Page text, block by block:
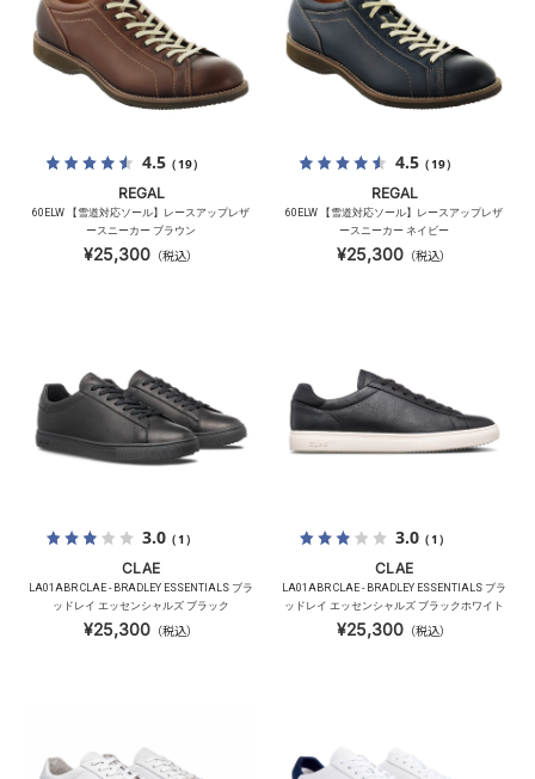
4.5（19）
REGAL
60ELW 【雪道対応ソール】レースアップレザ
ースニーカー ブラウン
¥25,300 （税込）
4.5（19）
REGAL
60ELW 【雪道対応ソール】レースアップレザ
ースニーカー ネイビー
¥25,300 （税込）
3.0（1）
CLAE
LA01ABR CLAE - BRADLEY ESSENTIALS ブラ
ッドレイ エッセンシャルズ ブラック
¥25,300 （税込）
3.0（1）
CLAE
LA01ABR CLAE - BRADLEY ESSENTIALS ブラ
ッドレイ エッセンシャルズ ブラックホワイト
¥25,300 （税込）